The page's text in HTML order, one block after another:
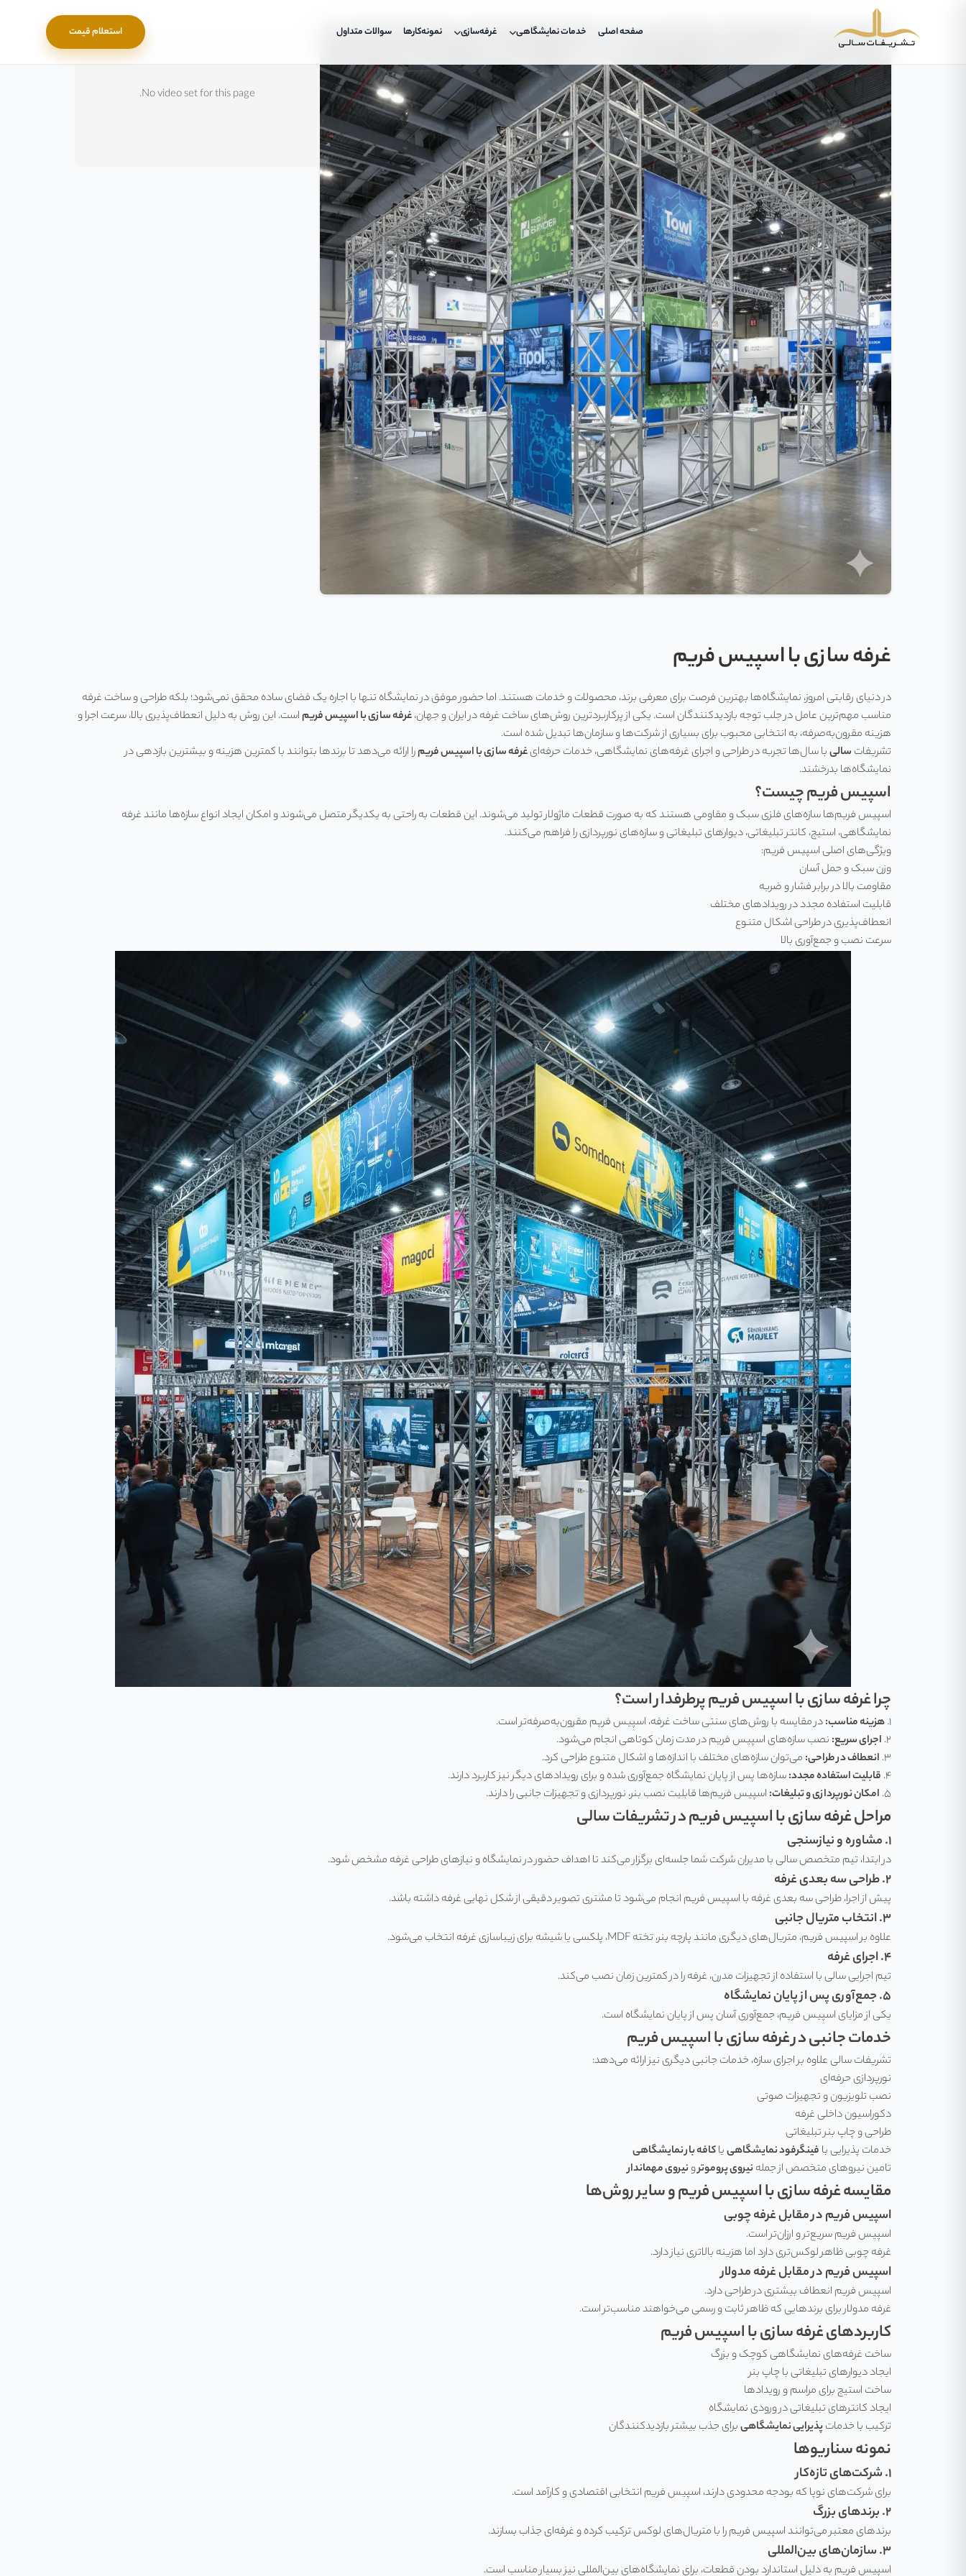
صفحه اصلی خدمات نمایشگاهی غرفه‌سازی نمونه‌کارها سوالات متداول استعلام قیمت
No video set for this page.
غرفه سازی با اسپیس فریم
در دنیای رقابتی امروز، نمایشگاه‌ها بهترین فرصت برای معرفی برند، محصولات و خدمات هستند. اما حضور موفق در نمایشگاه تنها با اجاره یک فضای ساده محقق نمی‌شود؛ بلکه طراحی و ساخت غرفه
مناسب مهم‌ترین عامل در جلب توجه بازدیدکنندگان است. یکی از پرکاربردترین روش‌های ساخت غرفه در ایران و جهان،غرفه سازی با اسپیس فریماست. این روش به دلیل انعطاف‌پذیری بالا، سرعت اجرا و
هزینه مقرون‌به‌صرفه، به انتخابی محبوب برای بسیاری از شرکت‌ها و سازمان‌ها تبدیل شده است.
تشریفات سالیبا سال‌ها تجربه در طراحی و اجرای غرفه‌های نمایشگاهی، خدمات حرفه‌ایغرفه سازی با اسپیس فریمرا ارائه می‌دهد تا برندها بتوانند با کمترین هزینه و بیشترین بازدهی در
نمایشگاه‌ها بدرخشند.
اسپیس فریم چیست؟
اسپیس فریم‌ها سازه‌های فلزی سبک و مقاومی هستند که به صورت قطعات ماژولار تولید می‌شوند. این قطعات به راحتی به یکدیگر متصل می‌شوند و امکان ایجاد انواع سازه‌ها مانند غرفه
نمایشگاهی، استیج، کانتر تبلیغاتی، دیوارهای تبلیغاتی و سازه‌های نورپردازی را فراهم می‌کنند.
ویژگی‌های اصلی اسپیس فریم:
وزن سبک و حمل آسان
مقاومت بالا در برابر فشار و ضربه
قابلیت استفاده مجدد در رویدادهای مختلف
انعطاف‌پذیری در طراحی اشکال متنوع
سرعت نصب و جمع‌آوری بالا
چرا غرفه سازی با اسپیس فریم پرطرفدار است؟
۱. هزینه مناسب:در مقایسه با روش‌های سنتی ساخت غرفه، اسپیس فریم مقرون‌به‌صرفه‌تر است.
۲. اجرای سریع: نصب سازه‌های اسپیس فریم در مدت زمان کوتاهی انجام می‌شود.
۳. انعطاف در طراحی: می‌توان سازه‌های مختلف با اندازه‌ها و اشکال متنوع طراحی کرد.
۴. قابلیت استفاده مجدد:سازه‌ها پس از پایان نمایشگاه جمع‌آوری شده و برای رویدادهای دیگر نیز کاربرد دارند.
۵. امکان نورپردازی و تبلیغات: اسپیس فریم‌ها قابلیت نصب بنر، نورپردازی و تجهیزات جانبی را دارند.
مراحل غرفه سازی با اسپیس فریم در تشریفات سالی
۱. مشاوره و نیازسنجی
در ابتدا، تیم متخصص سالی با مدیران شرکت شما جلسه‌ای برگزار می‌کند تا اهداف حضور در نمایشگاه و نیازهای طراحی غرفه مشخص شود.
۲. طراحی سه بعدی غرفه
پیش از اجرا، طراحی سه بعدی غرفه با اسپیس فریم انجام می‌شود تا مشتری تصویر دقیقی از شکل نهایی غرفه داشته باشد.
۳. انتخاب متریال جانبی
علاوه بر اسپیس فریم، متریال‌های دیگری مانند پارچه بنر، تخته MDF، پلکسی یا شیشه برای زیباسازی غرفه انتخاب می‌شود.
۴. اجرای غرفه
تیم اجرایی سالی با استفاده از تجهیزات مدرن، غرفه را در کمترین زمان نصب می‌کند.
۵. جمع‌آوری پس از پایان نمایشگاه
یکی از مزایای اسپیس فریم، جمع‌آوری آسان پس از پایان نمایشگاه است.
خدمات جانبی در غرفه سازی با اسپیس فریم
تشریفات سالی علاوه بر اجرای سازه، خدمات جانبی دیگری نیز ارائه می‌دهد:
نورپردازی حرفه‌ای
نصب تلویزیون و تجهیزات صوتی
دکوراسیون داخلی غرفه
طراحی و چاپ بنر تبلیغاتی
خدمات پذیرایی با فینگرفود نمایشگاهییاکافه بار نمایشگاهی
تامین نیروهای متخصص از جملهنیروی پروموترونیروی مهماندار
مقایسه غرفه سازی با اسپیس فریم و سایر روش‌ها
اسپیس فریم در مقابل غرفه چوبی
اسپیس فریم سریع‌تر و ارزان‌تر است.
غرفه چوبی ظاهر لوکس‌تری دارد اما هزینه بالاتری نیاز دارد.
اسپیس فریم در مقابل غرفه مدولار
اسپیس فریم انعطاف بیشتری در طراحی دارد.
غرفه مدولار برای برندهایی که ظاهر ثابت و رسمی می‌خواهند مناسب‌تر است.
کاربردهای غرفه سازی با اسپیس فریم
ساخت غرفه‌های نمایشگاهی کوچک و بزرگ
ایجاد دیوارهای تبلیغاتی با چاپ بنر
ساخت استیج برای مراسم و رویدادها
ایجاد کانترهای تبلیغاتی در ورودی نمایشگاه
ترکیب با خدماتپذیرایی نمایشگاهیبرای جذب بیشتر بازدیدکنندگان
نمونه سناریوها
۱. شرکت‌های تازه‌کار
برای شرکت‌های نوپا که بودجه محدودی دارند، اسپیس فریم انتخابی اقتصادی و کارآمد است.
۲. برندهای بزرگ
برندهای معتبر می‌توانند اسپیس فریم را با متریال‌های لوکس ترکیب کرده و غرفه‌ای جذاب بسازند.
۳. سازمان‌های بین‌المللی
اسپیس فریم به دلیل استاندارد بودن قطعات، برای نمایشگاه‌های بین‌المللی نیز بسیار مناسب است.